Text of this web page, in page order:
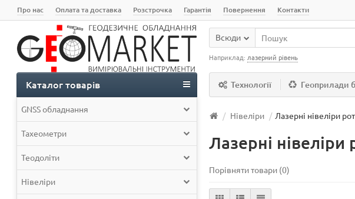
Про нас Оплата та доставка Розстрочка Гарантія Повернення Контакти
Всюди
Наприклад:лазерний рівень
Технології Геоприлади
Каталог товарів
GNSS обладнання
Тахеометри
Теодоліти
Нівеліри
Нівеліри Лазерні нівеліри
Лазерні нівеліри
Порівняти товари (0)